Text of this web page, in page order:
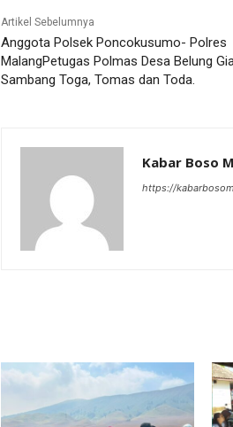
Artikel Sebelumnya
Anggota Polsek Poncokusumo- Polres
MalangPetugas Polmas Desa Belung
Sambang Toga, Tomas dan Toda.
Kabar Boso
https://